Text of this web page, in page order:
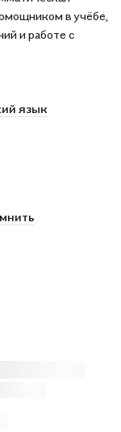
в учёбе,
и работе с
язык